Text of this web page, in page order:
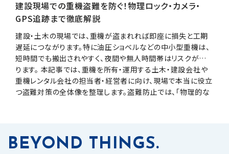
建設現場での重機盗難を防ぐ！物理ロック・カメラ・
GPS追跡まで徹底解説
建設・土木の現場では、重機が盗まれれば即座に損失と工期
遅延につながります。特に油圧ショベルなどの中小型重機は、
短時間でも搬出されやすく、夜間や無人時間帯はリスクが高ま
ります。 本記事では、重機を所有・運用する土木・建設会社や
重機レンタル会社の担当者・経営者に向け、現場で本当に役立
つ盗難対策の全体像を整理します。盗難防止では、「物理的な
BEYOND THINGS.